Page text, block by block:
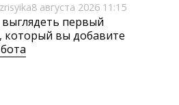
8 августа 2026 11:15
выглядеть первый
который вы добавите